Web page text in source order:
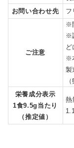
お問い合わせ先
フ
ご注意
※
※
※
製
栄養成分表示
1食9.5g当たり
（推定値）